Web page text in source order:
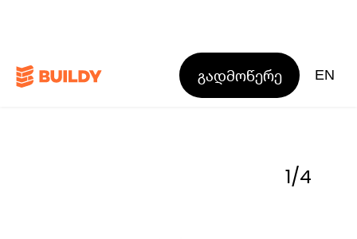
გადმოწერე EN
1/4